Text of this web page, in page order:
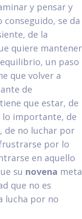
y pensar y
se da
de la
quiere mantener
un paso
que volver a
de
que estar, de
lo importante, de
de no luchar por
por lo
en aquello
su novena meta
que no es
lucha por no